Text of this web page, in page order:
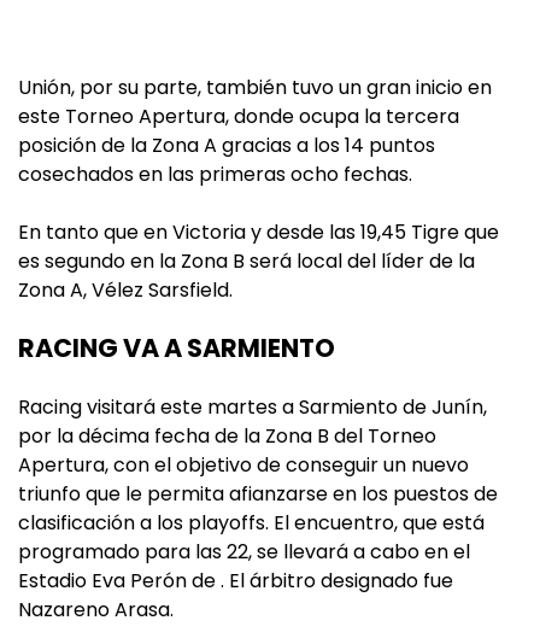
Unión, por su parte, también tuvo un gran inicio en
este Torneo Apertura, donde ocupa la tercera
posición de la Zona A gracias a los 14 puntos
cosechados en las primeras ocho fechas.
En tanto que en Victoria y desde las 19,45 Tigre que
es segundo en la Zona B será local del líder de la
Zona A, Vélez Sarsfield.
RACING VA A SARMIENTO
Racing visitará este martes a Sarmiento de Junín,
por la décima fecha de la Zona B del Torneo
Apertura, con el objetivo de conseguir un nuevo
triunfo que le permita afianzarse en los puestos de
clasificación a los playoffs. El encuentro, que está
programado para las 22, se llevará a cabo en el
Estadio Eva Perón de . El árbitro designado fue
Nazareno Arasa.